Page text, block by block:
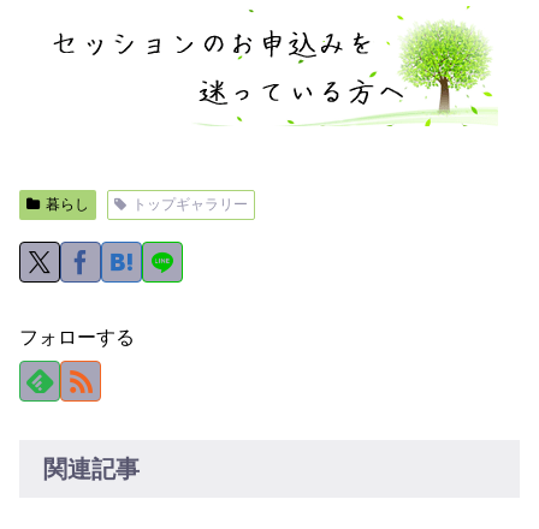
暮らし トップギャラリー
フォローする
関連記事